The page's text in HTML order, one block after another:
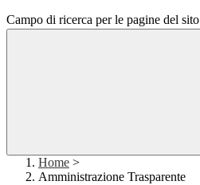
Campo di ricerca per le pagine del sito
Home >
Amministrazione Trasparente